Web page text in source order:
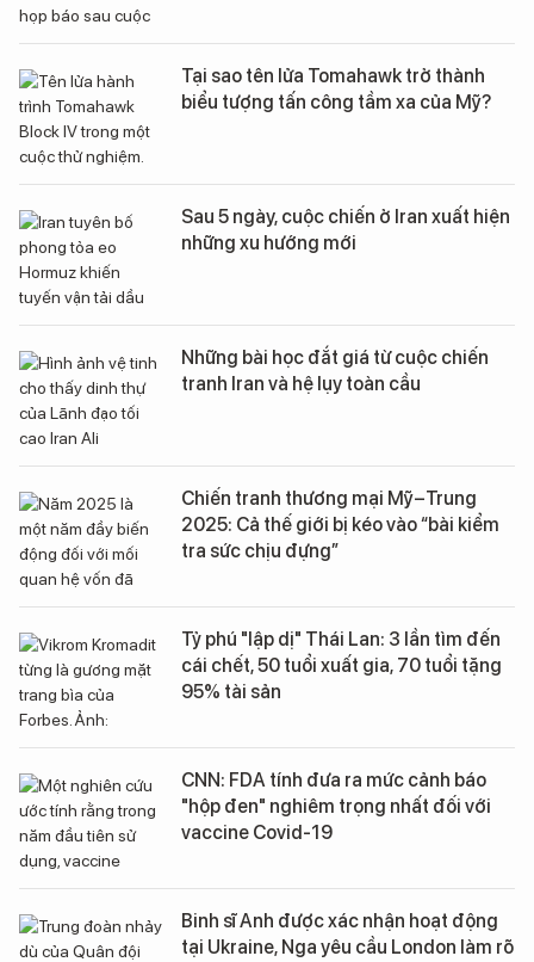
Tại sao tên lửa Tomahawk trở thành
biểu tượng tấn công tầm xa của Mỹ?
Sau 5 ngày, cuộc chiến ở Iran xuất hiện
những xu hướng mới
Những bài học đắt giá từ cuộc chiến
tranh Iran và hệ lụy toàn cầu
Chiến tranh thương mại Mỹ–Trung
2025: Cả thế giới bị kéo vào “bài kiểm
tra sức chịu đựng”
Tỷ phú "lập dị" Thái Lan: 3 lần tìm đến
cái chết, 50 tuổi xuất gia, 70 tuổi tặng
95% tài sản
CNN: FDA tính đưa ra mức cảnh báo
"hộp đen" nghiêm trọng nhất đối với
vaccine Covid-19
Binh sĩ Anh được xác nhận hoạt động
tại Ukraine, Nga yêu cầu London làm rõ